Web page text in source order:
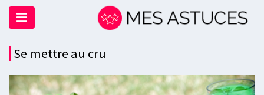
Se mettre au cru